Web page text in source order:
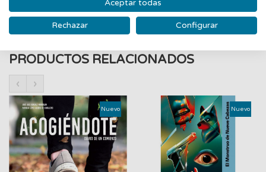
PRODUCTOS RELACIONADOS
‹ ›
Nuevo Nuevo
Aceptar todas
Rechazar Configurar